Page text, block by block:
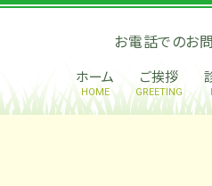
お電話でのお
ホーム
HOME
ご挨拶
GREETING